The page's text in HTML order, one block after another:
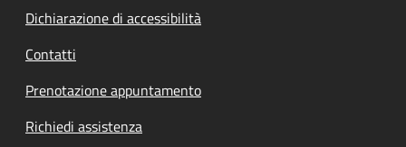
Dichiarazione di accessibilità
Contatti
Prenotazione appuntamento
Richiedi assistenza